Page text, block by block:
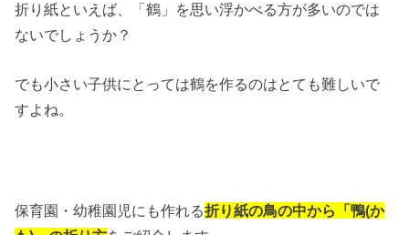
折り紙といえば、「鶴」を思い浮かべる方が多いのでは
ないでしょうか？
でも小さい子供にとっては鶴を作るのはとても難しいで
すよね。
保育園・幼稚園児にも作れる折り紙の鳥の中から「鴨(か